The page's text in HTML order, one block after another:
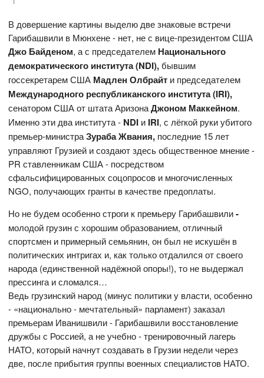
В довершение картины выделю две знаковые встречи
Гарибашвили в Мюнхене - нет, не с вице-президентом США
Джо Байденом, а с председателем Национального
демократического института(NDI),бывшим
госсекретарем США Мадлен Олбрайт и председателем
Международного республиканского института(IRI),
сенатором США от штата АризонаДжоном Маккейном.
Именно эти два института - NDI и IRI, с лёгкой руки убитого
премьер-министраЗураба Жвания, последние 15 лет
управляют Грузией и создают здесь общественное мнение -
PR ставленникам США - посредством
сфальсифицированных соцопросов и многочисленных
NGO, получающих гранты в качестве предоплаты.
Но не будем особенно строги к премьеру Гарибашвили-
молодой грузин с хорошим образованием, отличный
спортсмен и примерный семьянин, он был не искушён в
политических интригах и, как только отдалился от своего
народа (единственной надёжной опоры!), то не выдержал
прессинга и сломался…
Ведь грузинский народ (минус политики у власти, особенно
- «национально - мечтательный» парламент) заказал
премьерам Иванишвили - Гарибашвили восстановление
дружбы с Россией, а не учебно - тренировочный лагерь
НАТО, который начнут создавать в Грузии недели через
две, после прибытия группы военных специалистов НАТО.